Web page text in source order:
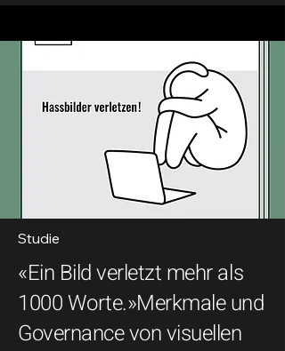
Studie
«Ein Bild verletzt mehr als
1000 Worte.»Merkmale und
Governance von visuellen